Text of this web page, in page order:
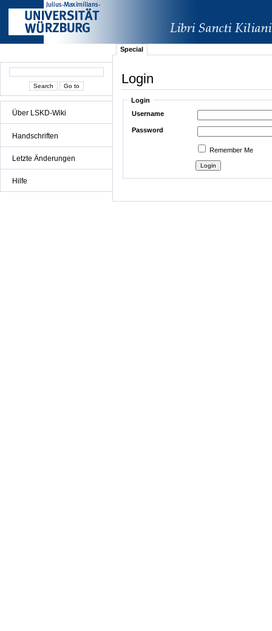
Über LSKD-Wiki
Handschriften
Letzte Änderungen
Hilfe
Special
Login
Login
Username
Password
Remember Me